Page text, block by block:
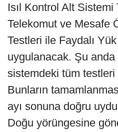
Isıl Kontrol Alt Sistemi
Telekomut ve Mesafe
Testleri ile Faydalı
uygulanacak. Şu anda
sistemdeki tüm testleri
Bunların
ayı sonuna doğru
Doğu yörüngesine